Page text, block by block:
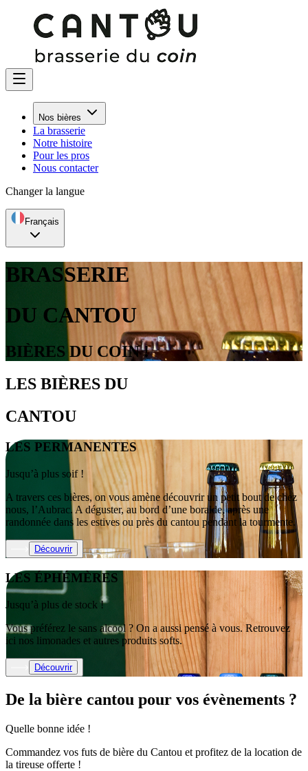
Nos bières
La brasserie
Notre histoire
Pour les pros
Nous contacter
Changer la langue
Français
BRASSERIE
DU CANTOU
BIÈRES DU COIN!
LES BIÈRES DU
CANTOU
LES PERMANENTES
Jusqu’à plus soif !
A travers ces bières, on vous amène découvrir un petit bout de chez
nous, l’Aubrac. A déguster, au bord d’une boralde, après une
randonnée dans les estives ou près du cantou pendant la tourmente.
Découvrir
LES ÉPHÉMÈRES
Jusqu’à plus de stock !
Vous préférez le sans alcool ? On a aussi pensé à vous. Retrouvez
ici nos limonades et autres produits softs.
Découvrir
De la bière cantou pour vos évènements ?
Quelle bonne idée !
Commandez vos futs de bière du Cantou et profitez de la location de
la tireuse offerte !